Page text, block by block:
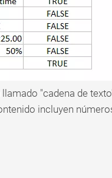
"cadena de
incluyen